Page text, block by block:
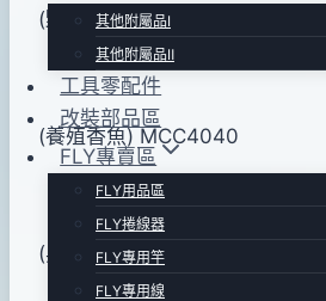
其他附屬品Ⅰ
其他附屬品Ⅱ
工具零配件
改裝部品區
FLY專賣區
FLY用品區
FLY捲線器
FLY專用竿
FLY專用線
(野生香魚)ANA4010
(養殖香魚) MCC4040
(黑金)MCC4054